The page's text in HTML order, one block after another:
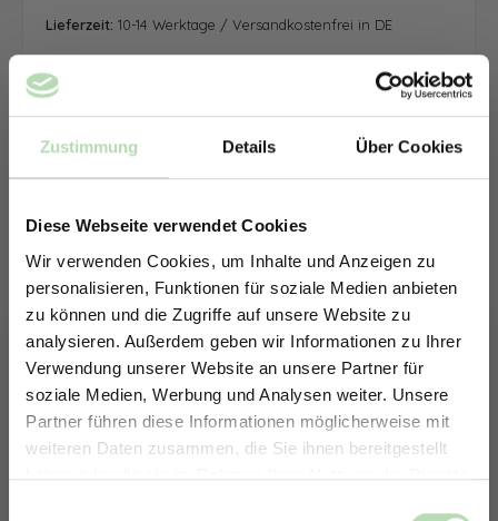
Zustimmung Details Über Cookies
Diese Webseite verwendet Cookies
Wir verwenden Cookies, um Inhalte und Anzeigen zu
personalisieren, Funktionen für soziale Medien anbieten
zu können und die Zugriffe auf unsere Website zu
analysieren. Außerdem geben wir Informationen zu Ihrer
Verwendung unserer Website an unsere Partner für
soziale Medien, Werbung und Analysen weiter. Unsere
Partner führen diese Informationen möglicherweise mit
weiteren Daten zusammen, die Sie ihnen bereitgestellt
haben oder die sie im Rahmen Ihrer Nutzung der Dienste
Lieferzeit: 10-14 Werktage / Versandkostenfrei in DE
ERHALTE 5% RABATT AUF
DEINE RÜCKWÄNDE